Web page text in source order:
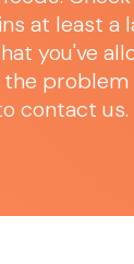
at least a
you've
the
contact us.